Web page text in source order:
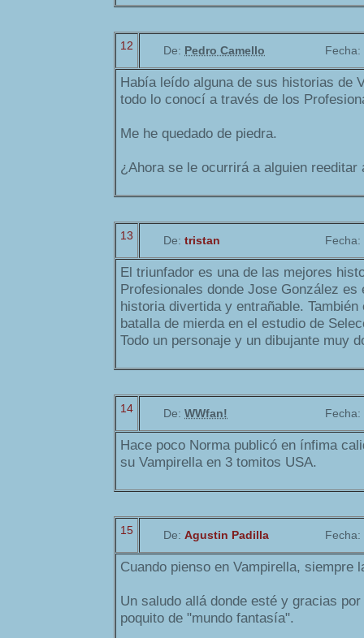
12 De: Pedro Camello Fecha:
Había leído alguna de sus historias de
todo lo conocí a través de los
Me he quedado de piedra.
¿Ahora se le ocurrirá a alguien reeditar
13 De: tristan Fecha:
El triunfador es una de las mejores
Profesionales donde Jose González es
historia divertida y entrañable.
batalla de mierda en el estudio de
Todo un personaje y un dibujante muy
14 De: WWfan! Fecha:
Hace poco Norma publicó en ínfima
su Vampirella en 3 tomitos USA.
15 De: Agustin Padilla Fecha:
Cuando pienso en Vampirella, siempre
Un saludo allá donde esté y gracias
poquito de "mundo fantasía".